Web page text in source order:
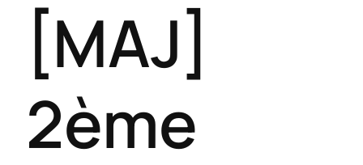
[MAJ]
2ème